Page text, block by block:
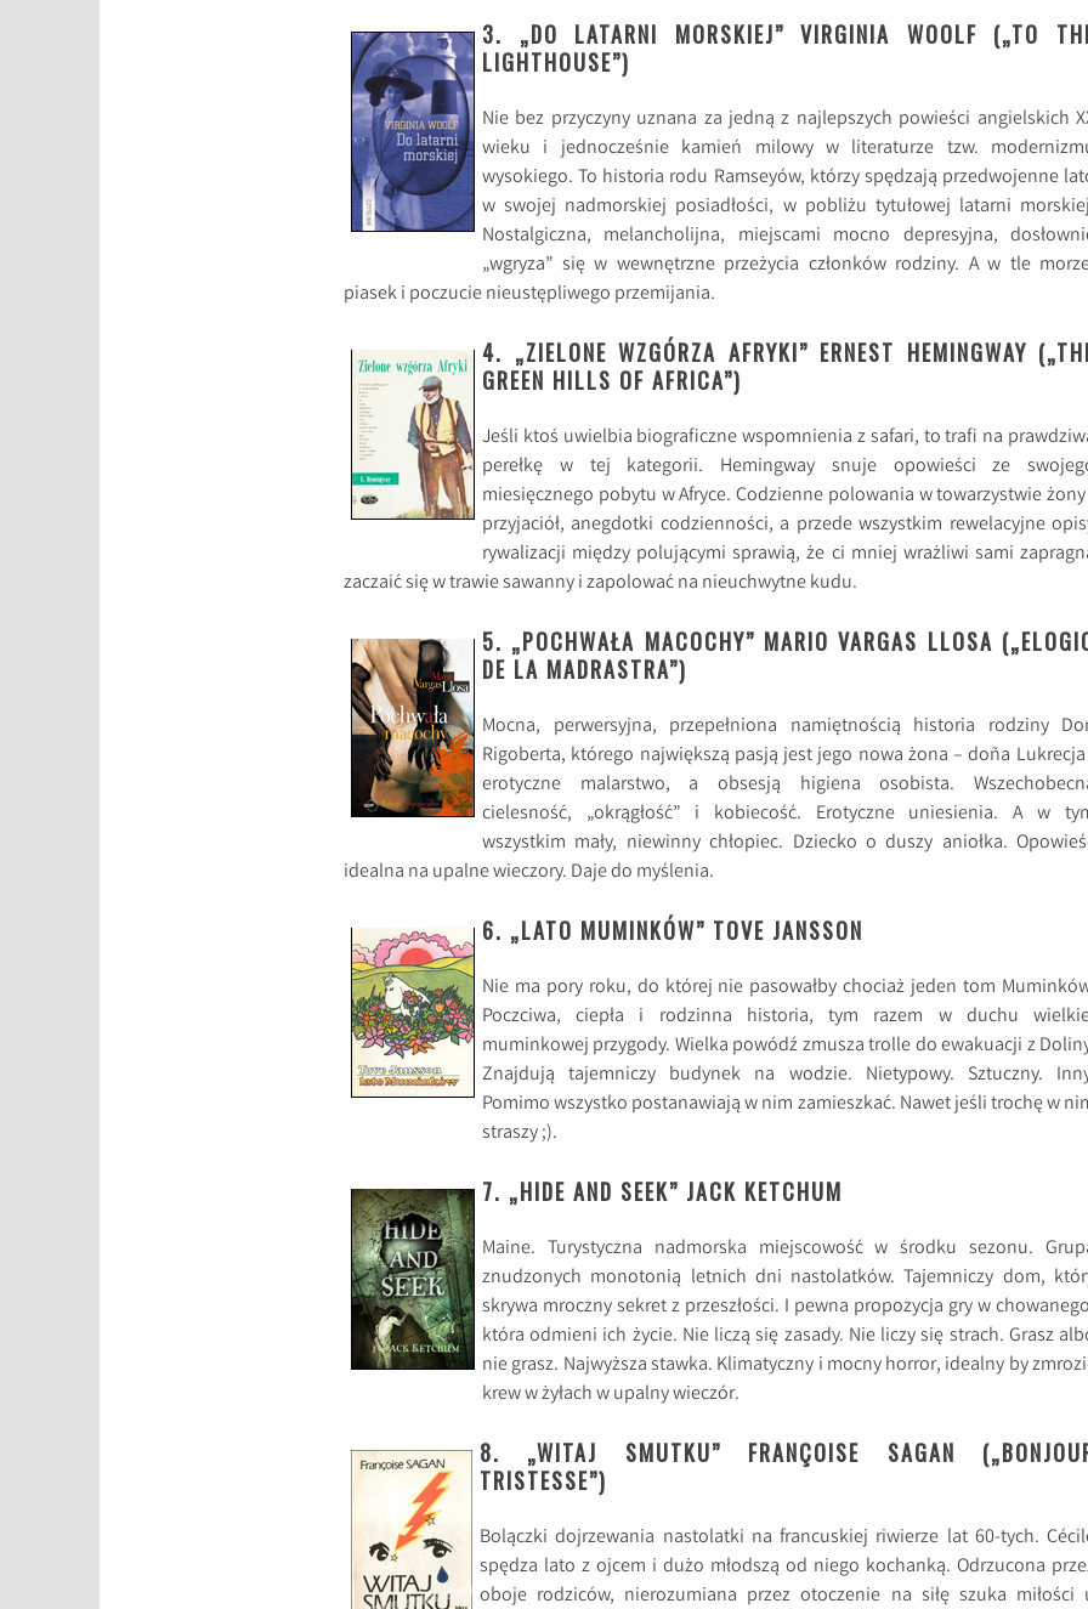
3. „DO LATARNI MORSKIEJ” VIRGINIA WOOLF („TO
LIGHTHOUSE”)
Nie bez przyczyny uznana za jedną z najlepszych powieści angielskich
wieku i jednocześnie kamień milowy w literaturze tzw.
wysokiego. To historia rodu Ramseyów, którzy spędzają przedwojenne
w swojej nadmorskiej posiadłości, w pobliżu tytułowej latarni
Nostalgiczna, melancholijna, miejscami mocno depresyjna,
„wgryza” się w wewnętrzne przeżycia członków rodziny. A w tle
piasek i poczucie nieustępliwego przemijania.
4. „ZIELONE WZGÓRZA AFRYKI” ERNEST HEMINGWAY
GREEN HILLS OF AFRICA”)
Jeśli ktoś uwielbia biograficzne wspomnienia z safari, to trafi na
perełkę w tej kategorii. Hemingway snuje opowieści ze
miesięcznego pobytu w Afryce. Codzienne polowania w towarzystwie
przyjaciół, anegdotki codzienności, a przede wszystkim rewelacyjne
rywalizacji między polującymi sprawią, że ci mniej wrażliwi sami
zaczaić się w trawie sawanny i zapolować na nieuchwytne kudu.
5. „POCHWAŁA MACOCHY” MARIO VARGAS LLOSA
DE LA MADRASTRA”)
Mocna, perwersyjna, przepełniona namiętnością historia rodziny
Rigoberta, którego największą pasją jest jego nowa żona – doña
erotyczne malarstwo, a obsesją higiena osobista.
cielesność, „okrągłość” i kobiecość. Erotyczne uniesienia. A w
wszystkim mały, niewinny chłopiec. Dziecko o duszy aniołka.
idealna na upalne wieczory. Daje do myślenia.
6. „LATO MUMINKÓW” TOVE JANSSON
Nie ma pory roku, do której nie pasowałby chociaż jeden tom
Poczciwa, ciepła i rodzinna historia, tym razem w duchu
muminkowej przygody. Wielka powódź zmusza trolle do ewakuacji z
Znajdują tajemniczy budynek na wodzie. Nietypowy. Sztuczny.
Pomimo wszystko postanawiają w nim zamieszkać. Nawet jeśli trochę w
straszy ;).
7. „HIDE AND SEEK” JACK KETCHUM
Maine. Turystyczna nadmorska miejscowość w środku sezonu.
znudzonych monotonią letnich dni nastolatków. Tajemniczy dom,
skrywa mroczny sekret z przeszłości. I pewna propozycja gry w
która odmieni ich życie. Nie liczą się zasady. Nie liczy się strach. Grasz
nie grasz. Najwyższa stawka. Klimatyczny i mocny horror, idealny by
krew w żyłach w upalny wieczór.
8. „WITAJ SMUTKU” FRANÇOISE SAGAN
TRISTESSE”)
Bolączki dojrzewania nastolatki na francuskiej riwierze lat 60-tych.
spędza lato z ojcem i dużo młodszą od niego kochanką. Odrzucona
oboje rodziców, nierozumiana przez otoczenie na siłę szuka miłości